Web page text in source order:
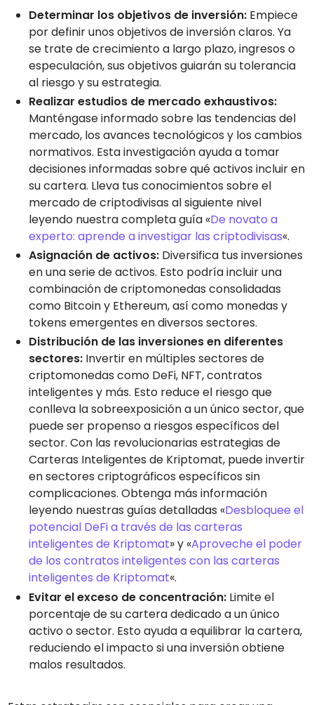
Determinar los objetivos de inversión: Empiece
por definir unos objetivos de inversión claros. Ya
se trate de crecimiento a largo plazo, ingresos o
especulación, sus objetivos guiarán su tolerancia
al riesgo y su estrategia.
Realizar estudios de mercado exhaustivos:
Manténgase informado sobre las tendencias del
mercado, los avances tecnológicos y los cambios
normativos. Esta investigación ayuda a tomar
decisiones informadas sobre qué activos incluir en
su cartera. Lleva tus conocimientos sobre el
mercado de criptodivisas al siguiente nivel
leyendo nuestra completa guía «De novato a
experto: aprende a investigar las criptodivisas«.
Asignación de activos: Diversifica tus inversiones
en una serie de activos. Esto podría incluir una
combinación de criptomonedas consolidadas
como Bitcoin y Ethereum, así como monedas y
tokens emergentes en diversos sectores.
Distribución de las inversiones en diferentes
sectores: Invertir en múltiples sectores de
criptomonedas como DeFi, NFT, contratos
inteligentes y más. Esto reduce el riesgo que
conlleva la sobreexposición a un único sector, que
puede ser propenso a riesgos específicos del
sector. Con las revolucionarias estrategias de
Carteras Inteligentes de Kriptomat, puede invertir
en sectores criptográficos específicos sin
complicaciones. Obtenga más información
leyendo nuestras guías detalladas «Desbloquee el
potencial DeFi a través de las carteras
inteligentes de Kriptomat» y «Aproveche el poder
de los contratos inteligentes con las carteras
inteligentes de Kriptomat«.
Evitar el exceso de concentración: Limite el
porcentaje de su cartera dedicado a un único
activo o sector. Esto ayuda a equilibrar la cartera,
reduciendo el impacto si una inversión obtiene
malos resultados.